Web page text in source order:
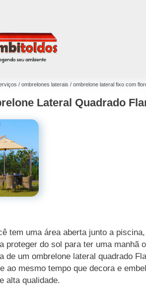
ombrelones laterais ombrelone lateral fixo com
Lateral Quadrado
tem uma área aberta junto a
proteger do sol para ter uma manhã
de um ombrelone lateral quadrado
ao mesmo tempo que decora e
alta qualidade.